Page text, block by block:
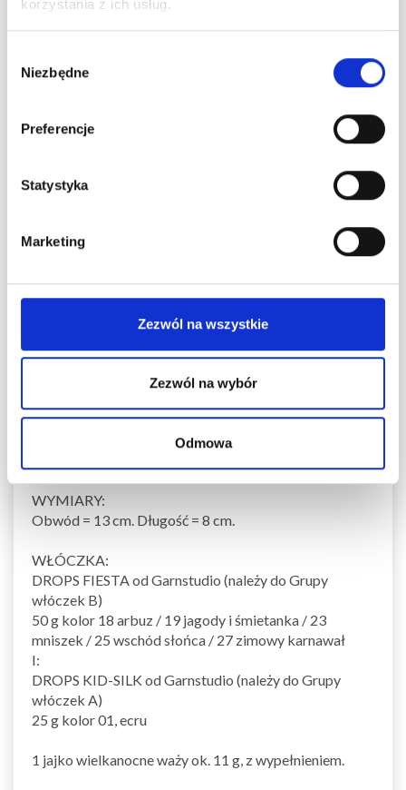
korzystania z ich usług.
zgody
Niezbędne
Preferencje
Statystyka
Marketing
Zezwól na wszystkie
Zezwól na wybór
Odmowa
Na magazynie (40+)
(70,15 zł)
0-1658 Festive Bloom by
DROPS Design
DROPS Design: model nr fs-023
Grupy włóczek A + B lub C
WYMIARY:
Obwód = 13 cm. Długość = 8 cm.
WŁÓCZKA:
DROPS FIESTA od Garnstudio (należy do Grupy
włóczek B)
50 g kolor 18 arbuz / 19 jagody i śmietanka / 23
mniszek / 25 wschód słońca / 27 zimowy karnawał
I:
DROPS KID-SILK od Garnstudio (należy do Grupy
włóczek A)
25 g kolor 01, ecru
1 jajko wielkanocne waży ok. 11 g, z wypełnieniem.